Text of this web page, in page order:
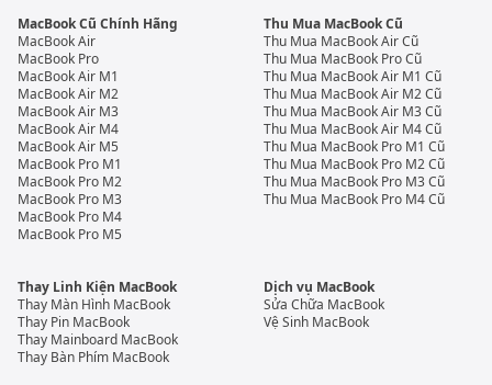
MacBook Cũ Chính Hãng
MacBook Air
MacBook Pro
MacBook Air M1
MacBook Air M2
MacBook Air M3
MacBook Air M4
MacBook Air M5
MacBook Pro M1
MacBook Pro M2
MacBook Pro M3
MacBook Pro M4
MacBook Pro M5
Thu Mua MacBook Cũ
Thu Mua MacBook Air Cũ
Thu Mua MacBook Pro Cũ
Thu Mua MacBook Air M1 Cũ
Thu Mua MacBook Air M2 Cũ
Thu Mua MacBook Air M3 Cũ
Thu Mua MacBook Air M4 Cũ
Thu Mua MacBook Pro M1 Cũ
Thu Mua MacBook Pro M2 Cũ
Thu Mua MacBook Pro M3 Cũ
Thu Mua MacBook Pro M4 Cũ
Thay Linh Kiện MacBook
Thay Màn Hình MacBook
Thay Pin MacBook
Thay Mainboard MacBook
Thay Bàn Phím MacBook
Dịch vụ MacBook
Sửa Chữa MacBook
Vệ Sinh MacBook